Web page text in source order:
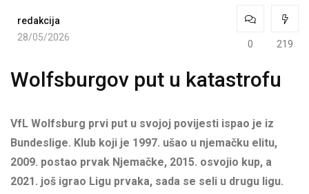
redakcija
28/05/2026
0 219
Wolfsburgov put u katastrofu
VfL Wolfsburg prvi put u svojoj povijesti ispao je iz
Bundeslige. Klub koji je 1997. ušao u njemačku elitu,
2009. postao prvak Njemačke, 2015. osvojio kup, a
2021. još igrao Ligu prvaka, sada se seli u drugu ligu.